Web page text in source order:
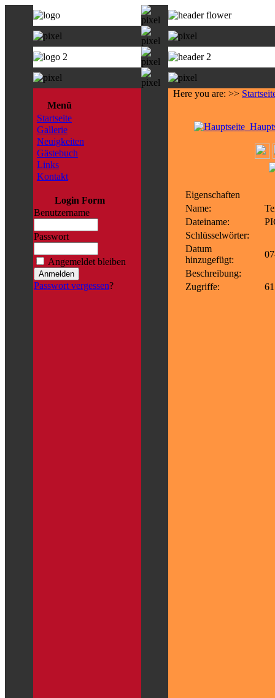
Menü
Startseite
Gallerie
Neuigkeiten
Gästebuch
Links
Kontakt
Login Form
Benutzername
Passwort
Angemeldet bleiben
Passwort vergessen?
Here you are: >>
Eigenschaften
Name:
Dateiname:
Schlüsselwörter:
Datum
hinzugefügt:
Beschreibung:
Zugriffe: